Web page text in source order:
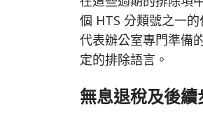
個 HTS 分類號之一
代表辦公室專門準備
定的排除語言。
無息退稅及後續